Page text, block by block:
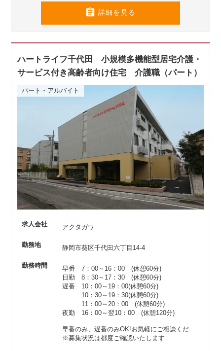
 詳細を見る
ハートライフ千代田 小規模多機能型居宅介護・
サービス付き高齢者向け住宅 介護職（パート）
パート・アルバイト
求人会社 アクタガワ
勤務地 静岡市葵区千代田六丁目14-4
勤務時間
早番 7：00～16：00 (休憩60分)
日勤 8：30～17：30 (休憩60分)
遅番 10：00～19：00(休憩60分)
10：30～19：30(休憩60分)
11：00～20：00 (休憩60分)
夜勤 16：00～翌10：00 (休憩120分)
早番のみ、遅番のみOK!お気軽にご相談ください♪
※募集状況は都度ご確認いたします